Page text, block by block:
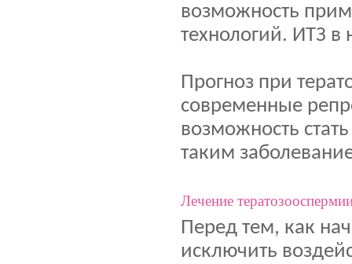
возможность
технологий. ИТЗ в
Прогноз при
современные
возможность
таким
Лечение
Перед тем, как
исключить